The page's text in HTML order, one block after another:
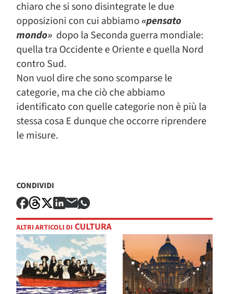
chiaro che si sono disintegrate le due
opposizioni con cui abbiamo«pensato
mondo» dopo la Seconda guerra mondiale:
quella tra Occidente e Oriente e quella Nord
contro Sud.
Non vuol dire che sono scomparse le
categorie, ma che ciò che abbiamo
identificato con quelle categorie non è più la
stessa cosa E dunque che occorre riprendere
le misure.
CONDIVIDI
ALTRI ARTICOLI DI CULTURA